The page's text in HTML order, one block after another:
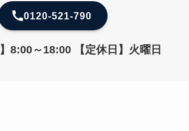
0120-521-790
】8:00～18:00 【定休日】火曜日